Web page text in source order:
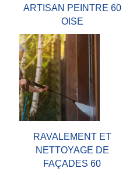
ARTISAN PEINTRE 60
OISE
RAVALEMENT ET
NETTOYAGE DE
FAÇADES 60